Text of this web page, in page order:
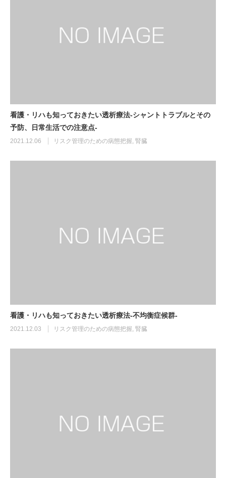
看護・リハも知っておきたい透析療法-シャントトラブルとその
予防、日常生活での注意点-
2021.12.06 リスク管理のための病態把握 腎臓
看護・リハも知っておきたい透析療法-不均衡症候群-
2021.12.03 リスク管理のための病態把握 腎臓